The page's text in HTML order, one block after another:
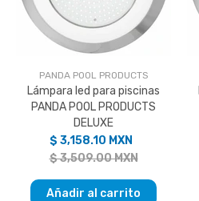
PANDA POOL PRODUCTS
Lámpara led para piscinas
PANDA POOL PRODUCTS
DELUXE
$ 3,158.10 MXN
$ 3,509.00 MXN
Añadir al carrito